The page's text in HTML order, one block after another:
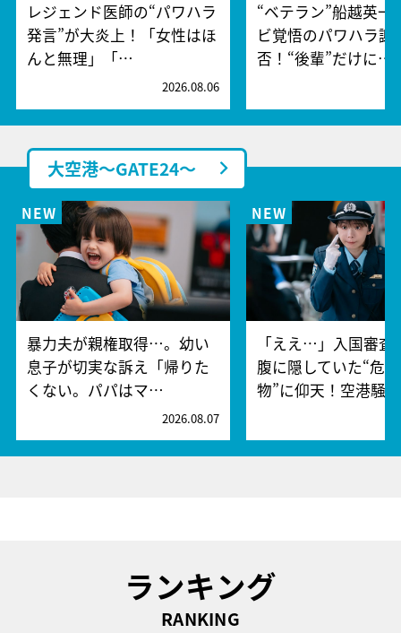
レジェンド医師の“パワハラ
発言”が大炎上！「女性はほ
んと無理」「…
2026.08.06
“ベテラン”船越英一
ビ覚悟のパワハラ謝
否！“後輩”だけに…
大空港～GATE24～
暴力夫が親権取得…。幼い
息子が切実な訴え「帰りた
くない。パパはマ…
2026.08.07
「ええ…」入国審査
腹に隠していた“危
物”に仰天！空港騒
ランキング
RANKING